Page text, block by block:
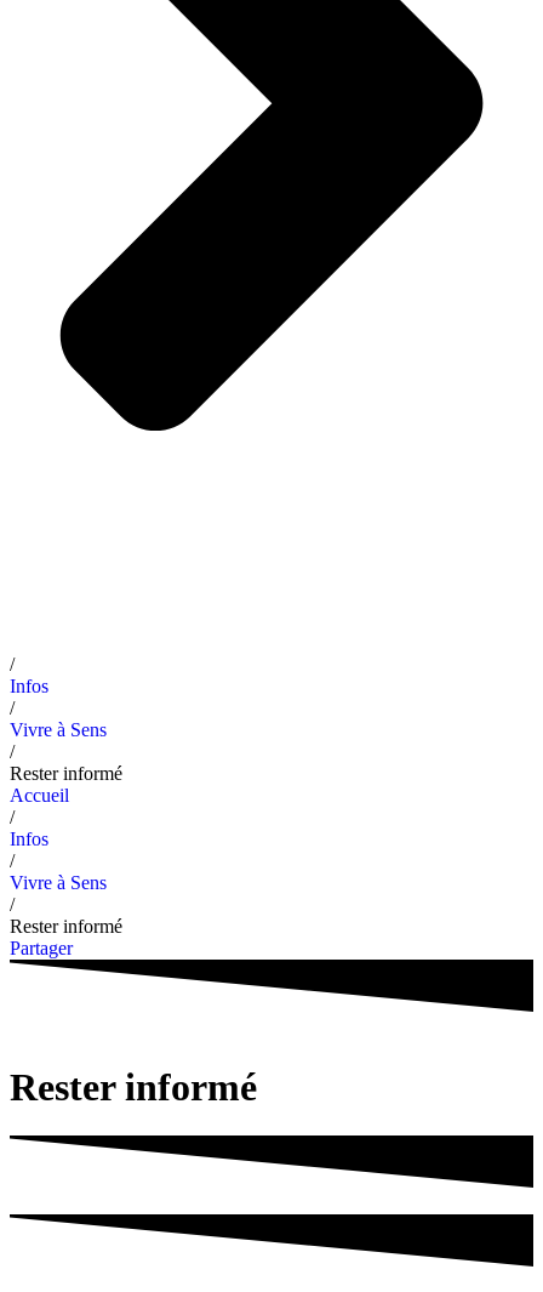
/
Infos
/
Vivre à Sens
/
Rester informé
Accueil
/
Infos
/
Vivre à Sens
/
Rester informé
Partager
Rester informé